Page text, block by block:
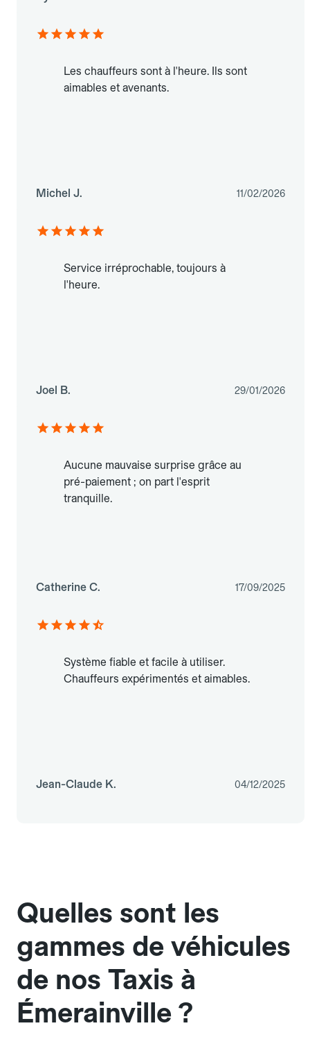
Les chauffeurs sont à l'heure. Ils sont
aimables et avenants.
Michel J. 11/02/2026
Service irréprochable, toujours à
l'heure.
Joel B. 29/01/2026
Aucune mauvaise surprise grâce au
pré-paiement ; on part l'esprit
tranquille.
Catherine C. 17/09/2025
Système fiable et facile à utiliser.
Chauffeurs expérimentés et aimables.
Jean-Claude K. 04/12/2025
Quelles sont les
gammes de véhicules
de nos Taxis à
Émerainville ?